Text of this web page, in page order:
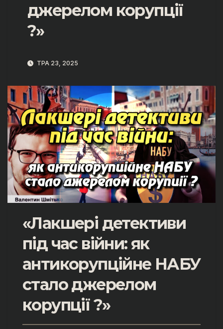
джерелом корупції
?»
ТРА 23, 2025
«Лакшері детективи
під час війни: як
антикорупційне НАБУ
стало джерелом
корупції ?»